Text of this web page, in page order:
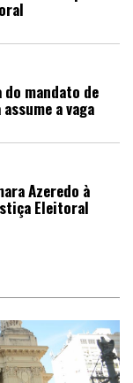
mandato de
a vaga
Azeredo à
Eleitoral